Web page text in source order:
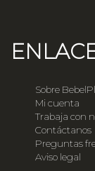
Sobre
Mi cuenta
Trabaja con
Contáctanos
Preguntas
Aviso legal